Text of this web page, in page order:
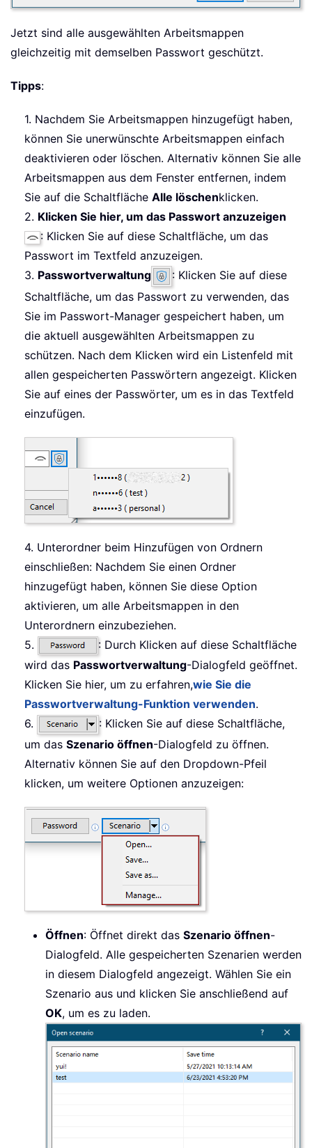
Jetzt sind alle ausgewählten Arbeitsmappen
gleichzeitig mit demselben Passwort geschützt.
Tipps:
1. Nachdem Sie Arbeitsmappen hinzugefügt haben,
können Sie unerwünschte Arbeitsmappen einfach
deaktivieren oder löschen. Alternativ können Sie alle
Arbeitsmappen aus dem Fenster entfernen, indem
Sie auf die Schaltfläche Alle löschenklicken.
2. Klicken Sie hier, um das Passwort anzuzeigen
: Klicken Sie auf diese Schaltfläche, um das
Passwort im Textfeld anzuzeigen.
3. Passwortverwaltung
: Klicken Sie auf diese
Schaltfläche, um das Passwort zu verwenden, das
Sie im Passwort-Manager gespeichert haben, um
die aktuell ausgewählten Arbeitsmappen zu
schützen. Nach dem Klicken wird ein Listenfeld mit
allen gespeicherten Passwörtern angezeigt. Klicken
Sie auf eines der Passwörter, um es in das Textfeld
einzufügen.
4. Unterordner beim Hinzufügen von Ordnern
einschließen: Nachdem Sie einen Ordner
hinzugefügt haben, können Sie diese Option
aktivieren, um alle Arbeitsmappen in den
Unterordnern einzubeziehen.
5.
: Durch Klicken auf diese Schaltfläche
wird das Passwortverwaltung-Dialogfeld geöffnet.
Klicken Sie hier, um zu erfahren,wie Sie die
Passwortverwaltung-Funktion verwenden.
6.
: Klicken Sie auf diese Schaltfläche,
um das Szenario öffnen-Dialogfeld zu öffnen.
Alternativ können Sie auf den Dropdown-Pfeil
klicken, um weitere Optionen anzuzeigen:
Öffnen: Öffnet direkt das Szenario öffnen-
Dialogfeld. Alle gespeicherten Szenarien werden
in diesem Dialogfeld angezeigt. Wählen Sie ein
Szenario aus und klicken Sie anschließend auf
OK, um es zu laden.